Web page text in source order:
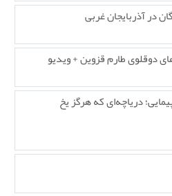
در آذربایجان غربی
دوقلوی طارم قزوین + ویدیو
دریاچه‌ای که هرگز یخ